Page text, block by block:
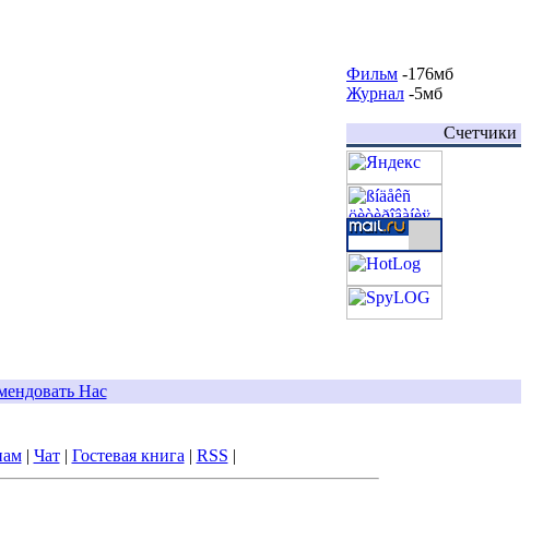
Фильм -176мб
Журнал -5мб
Счетчики
Нас
| Чат| Гостевая книга | RSS |